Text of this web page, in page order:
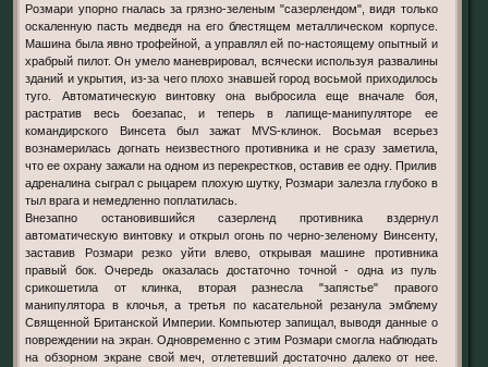
Розмари упорно гналась за грязно-зеленым "сазерлендом", видя только
оскаленную пасть медведя на его блестящем металлическом корпусе.
Машина была явно трофейной, а управлял ей по-настоящему опытный и
храбрый пилот. Он умело маневрировал, всячески используя развалины
зданий и укрытия, из-за чего плохо знавшей город восьмой приходилось
туго. Автоматическую винтовку она выбросила еще вначале боя,
растратив весь боезапас, и теперь в лапище-манипуляторе ее
командирского Винсета был зажат MVS-клинок. Восьмая всерьез
вознамерилась догнать неизвестного противника и не сразу заметила,
что ее охрану зажали на одном из перекрестков, оставив ее одну. Прилив
адреналина сыграл с рыцарем плохую шутку, Розмари залезла глубоко в
тыл врага и немедленно поплатилась.
Внезапно остановившийся сазерленд противника вздернул
автоматическую винтовку и открыл огонь по черно-зеленому Винсенту,
заставив Розмари резко уйти влево, открывая машине противника
правый бок. Очередь оказалась достаточно точной - одна из пуль
срикошетила от клинка, вторая разнесла "запястье" правого
манипулятора в клочья, а третья по касательной резанула эмблему
Священной Британской Империи. Компьютер запищал, выводя данные о
повреждении на экран. Одновременно с этим Розмари смогла наблюдать
на обзорном экране свой меч, отлетевший достаточно далеко от нее.